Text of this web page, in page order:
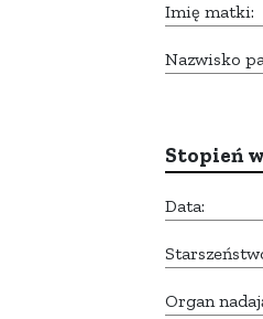
Imię matki:
Nazwisko
Stopień
Data:
Organ